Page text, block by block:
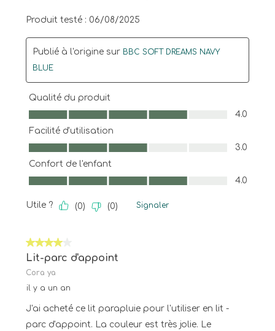
Produit testé : 06/08/2025
Publié à l'origine sur BBC SOFT DREAMS NAVY
BLUE
Qualité du produit
Qualité du produit, 4.0 sur 5
4.0
Facilité d'utilisation
Facilité d'utilisation, 3.0 sur 5
3.0
Confort de l'enfant
Confort de l'enfant, 4.0 sur 5
4.0
Utile ? (0) (0) Signaler
4 sur 5 étoiles.
Lit-parc d'appoint
Cora ya
il y a un an
J'ai acheté ce lit parapluie pour l'utiliser en lit -
parc d'appoint. La couleur est très jolie. Le